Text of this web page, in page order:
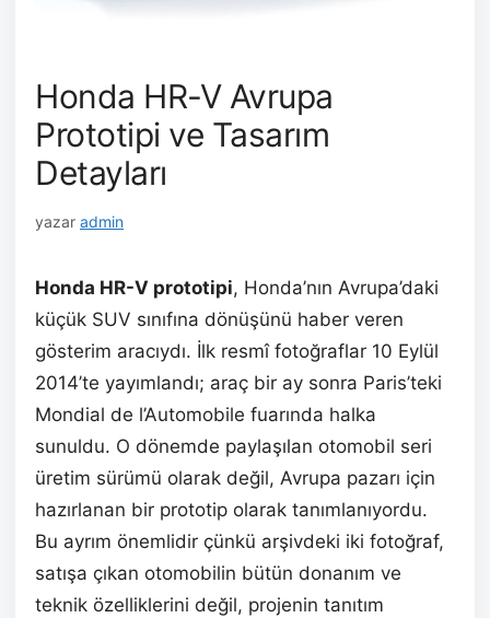
Honda HR-V Avrupa
Prototipi ve Tasarım
Detayları
yazar admin
Honda HR-V prototipi, Honda’nın Avrupa’daki
küçük SUV sınıfına dönüşünü haber veren
gösterim aracıydı. İlk resmî fotoğraflar 10 Eylül
2014’te yayımlandı; araç bir ay sonra Paris’teki
Mondial de l’Automobile fuarında halka
sunuldu. O dönemde paylaşılan otomobil seri
üretim sürümü olarak değil, Avrupa pazarı için
hazırlanan bir prototip olarak tanımlanıyordu.
Bu ayrım önemlidir çünkü arşivdeki iki fotoğraf,
satışa çıkan otomobilin bütün donanım ve
teknik özelliklerini değil, projenin tanıtım